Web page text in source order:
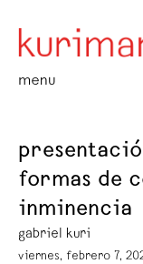
menu
formas de
inminencia
gabriel kuri
viernes, febrero 7,